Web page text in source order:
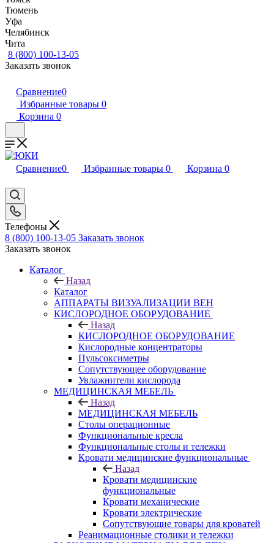
Тюмень
Уфа
Челябинск
Чита
8 (800) 100-13-05
Заказать звонок
Сравнение0
Избранные товары 0
Корзина 0
Сравнение0 Избранные товары 0 Корзина 0
Телефоны
8 (800) 100-13-05 Заказать звонок
Заказать звонок
Каталог
Назад
Каталог
АППАРАТЫ ВИЗУАЛИЗАЦИИ ВЕН
КИСЛОРОДНОЕ ОБОРУДОВАНИЕ
Назад
КИСЛОРОДНОЕ ОБОРУДОВАНИЕ
Кислородные концентраторы
Пульсоксиметры
Сопутствующее оборудование
Увлажнители кислорода
МЕДИЦИНСКАЯ МЕБЕЛЬ
Назад
МЕДИЦИНСКАЯ МЕБЕЛЬ
Столы операционные
Функциональные кресла
Функциональные столы и тележки
Кровати медицинские функциональные
Назад
Кровати медицинские
функциональные
Кровати механические
Кровати электрические
Сопутствующие товары для кроватей
Реанимационные столики и тележки